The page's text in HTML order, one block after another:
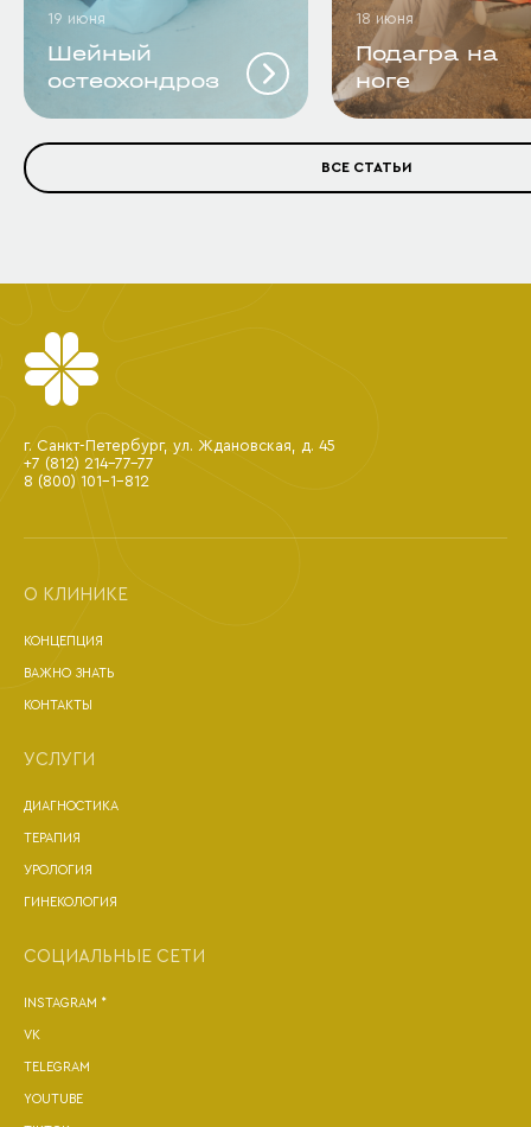
19 июня
Шейный
остеохондроз
18 июня
Подагра на
ноге
ВСЕ СТАТЬИ
г. Санкт-Петербург, ул. Ждановская, д. 45
+7 (812) 214-77-77
8 (800) 101-1-812
О КЛИНИКЕ
КОНЦЕПЦИЯ
ВАЖНО ЗНАТЬ
КОНТАКТЫ
УСЛУГИ
ДИАГНОСТИКА
ТЕРАПИЯ
УРОЛОГИЯ
ГИНЕКОЛОГИЯ
СОЦИАЛЬНЫЕ СЕТИ
INSTAGRAM *
VK
TELEGRAM
YOUTUBE